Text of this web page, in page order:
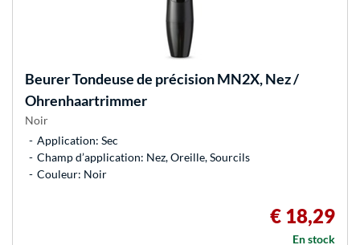
BeurerTondeuse de précision MN2X, Nez /
Ohrenhaartrimmer
Noir
Application: Sec
Champ d’application: Nez, Oreille, Sourcils
Couleur: Noir
€ 18,29
En stock